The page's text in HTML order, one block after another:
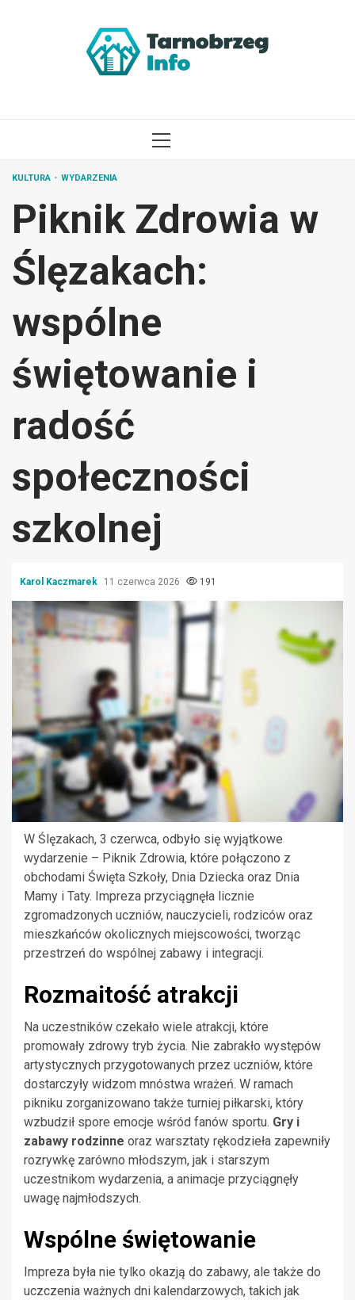
MENU
KULTURA WYDARZENIA
Piknik Zdrowia w
Ślęzakach:
wspólne
świętowanie i
radość
społeczności
szkolnej
Karol Kaczmarek 11 czerwca 2026 191
W Ślęzakach, 3 czerwca, odbyło się wyjątkowe
wydarzenie – Piknik Zdrowia, które połączono z
obchodami Święta Szkoły, Dnia Dziecka oraz Dnia
Mamy i Taty. Impreza przyciągnęła licznie
zgromadzonych uczniów, nauczycieli, rodziców oraz
mieszkańców okolicznych miejscowości, tworząc
przestrzeń do wspólnej zabawy i integracji.
Rozmaitość atrakcji
Na uczestników czekało wiele atrakcji, które
promowały zdrowy tryb życia. Nie zabrakło występów
artystycznych przygotowanych przez uczniów, które
dostarczyły widzom mnóstwa wrażeń. W ramach
pikniku zorganizowano także turniej piłkarski, który
wzbudził spore emocje wśród fanów sportu. Gry i
zabawy rodzinne oraz warsztaty rękodzieła zapewniły
rozrywkę zarówno młodszym, jak i starszym
uczestnikom wydarzenia, a animacje przyciągnęły
uwagę najmłodszych.
Wspólne świętowanie
Impreza była nie tylko okazją do zabawy, ale także do
uczczenia ważnych dni kalendarzowych, takich jak